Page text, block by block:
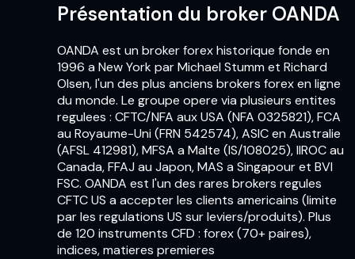
Présentation du broker OANDA
OANDA est un broker forex historique fonde en
1996 a New York par Michael Stumm et Richard
Olsen, l'un des plus anciens brokers forex en ligne
du monde. Le groupe opere via plusieurs entites
regulees : CFTC/NFA aux USA (NFA 0325821), FCA
au Royaume-Uni (FRN 542574), ASIC en Australie
(AFSL 412981), MFSA a Malte (IS/108025), IIROC au
Canada, FFAJ au Japon, MAS a Singapour et BVI
FSC. OANDA est l'un des rares brokers regules
CFTC US a accepter les clients americains (limite
par les regulations US sur leviers/produits). Plus
de 120 instruments CFD : forex (70+ paires),
indices, matieres premieres